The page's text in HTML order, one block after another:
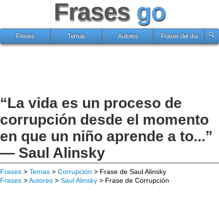
Frases go
Frases Temas Autores Frases del día
“La vida es un proceso de
corrupción desde el momento
en que un niño aprende a to...”
— Saul Alinsky
Frases > Temas > Corrupción > Frase de Saul Alinsky
Frases >Autores > Saul Alinsky > Frase de Corrupción